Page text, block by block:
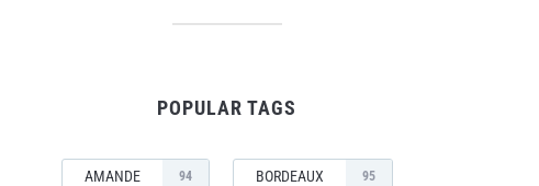
POPULAR TAGS
AMANDE 94 BORDEAUX 95